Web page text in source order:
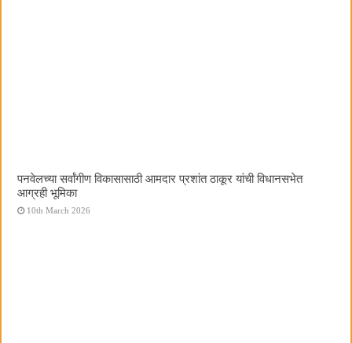
पनवेलच्या सर्वांगीण विकासासाठी आमदार प्रशांत ठाकूर यांची विधानसभेत
आग्रही भूमिका
10th March 2026